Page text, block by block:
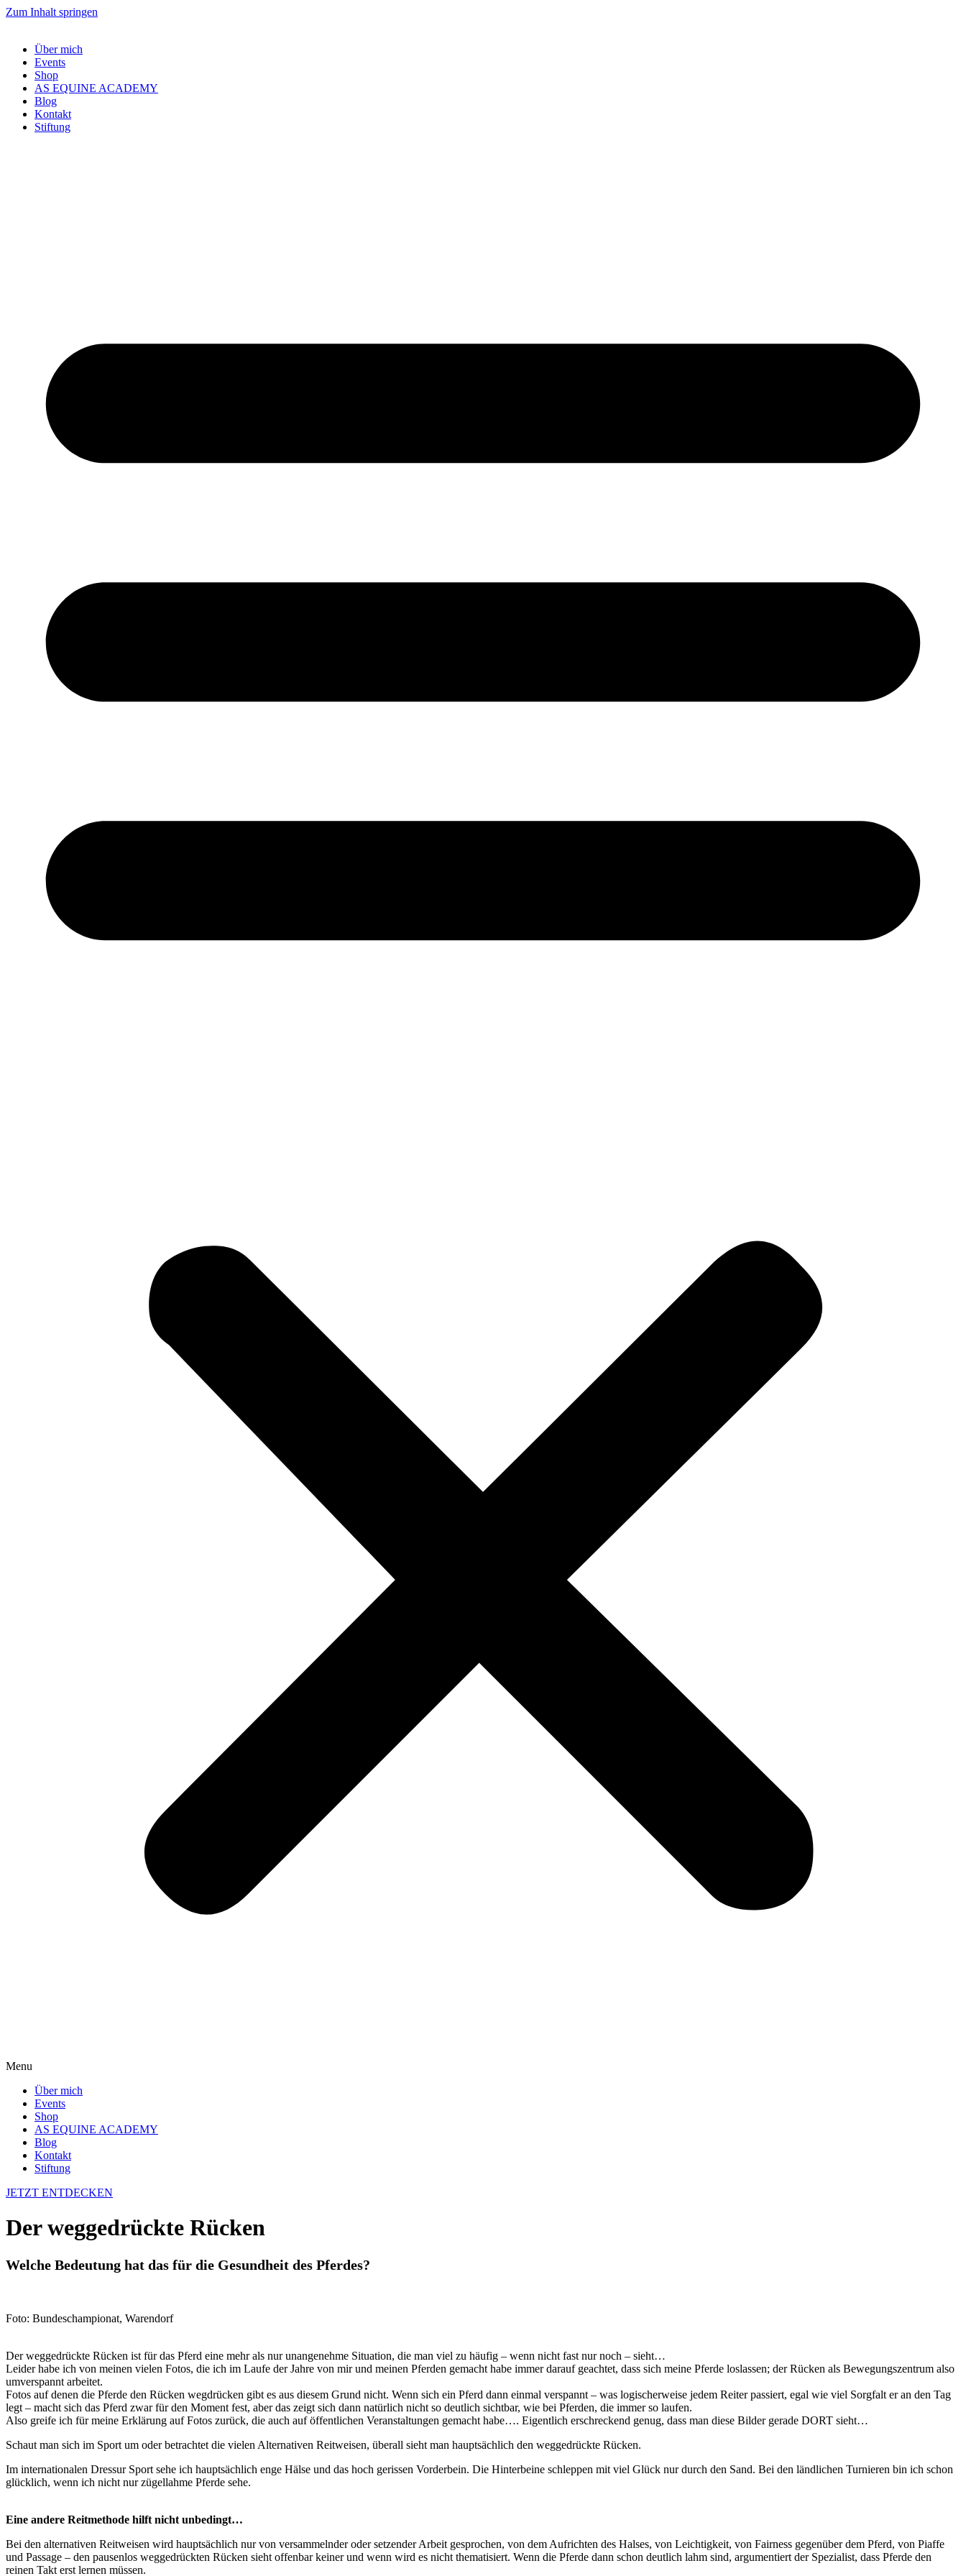
Zum Inhalt springen
Über mich
Events
Shop
AS EQUINE ACADEMY
Blog
Kontakt
Stiftung
Menu
Über mich
Events
Shop
AS EQUINE ACADEMY
Blog
Kontakt
Stiftung
JETZT ENTDECKEN
Der weggedrückte Rücken
Welche Bedeutung hat das für die Gesundheit des Pferdes?
Foto: Bundeschampionat, Warendorf
Der weggedrückte Rücken ist für das Pferd eine mehr als nur unangenehme Situation, die man viel zu häufig – wenn nicht fast nur noch – sieht…
Leider habe ich von meinen vielen Fotos, die ich im Laufe der Jahre von mir und meinen Pferden gemacht habe immer darauf geachtet, dass sich meine Pferde loslassen; der Rücken als Bewegungszentrum also
umverspannt arbeitet.
Fotos auf denen die Pferde den Rücken wegdrücken gibt es aus diesem Grund nicht. Wenn sich ein Pferd dann einmal verspannt – was logischerweise jedem Reiter passiert, egal wie viel Sorgfalt er an den Tag
legt – macht sich das Pferd zwar für den Moment fest, aber das zeigt sich dann natürlich nicht so deutlich sichtbar, wie bei Pferden, die immer so laufen.
Also greife ich für meine Erklärung auf Fotos zurück, die auch auf öffentlichen Veranstaltungen gemacht habe…. Eigentlich erschreckend genug, dass man diese Bilder gerade DORT sieht…
Schaut man sich im Sport um oder betrachtet die vielen Alternativen Reitweisen, überall sieht man hauptsächlich den weggedrückte Rücken.
Im internationalen Dressur Sport sehe ich hauptsächlich enge Hälse und das hoch gerissen Vorderbein. Die Hinterbeine schleppen mit viel Glück nur durch den Sand. Bei den ländlichen Turnieren bin ich schon
glücklich, wenn ich nicht nur zügellahme Pferde sehe.
Eine andere Reitmethode hilft nicht unbedingt…
Bei den alternativen Reitweisen wird hauptsächlich nur von versammelnder oder setzender Arbeit gesprochen, von dem Aufrichten des Halses, von Leichtigkeit, von Fairness gegenüber dem Pferd, von Piaffe
und Passage – den pausenlos weggedrückten Rücken sieht offenbar keiner und wenn wird es nicht thematisiert. Wenn die Pferde dann schon deutlich lahm sind, argumentiert der Spezialist, dass Pferde den
reinen Takt erst lernen müssen.